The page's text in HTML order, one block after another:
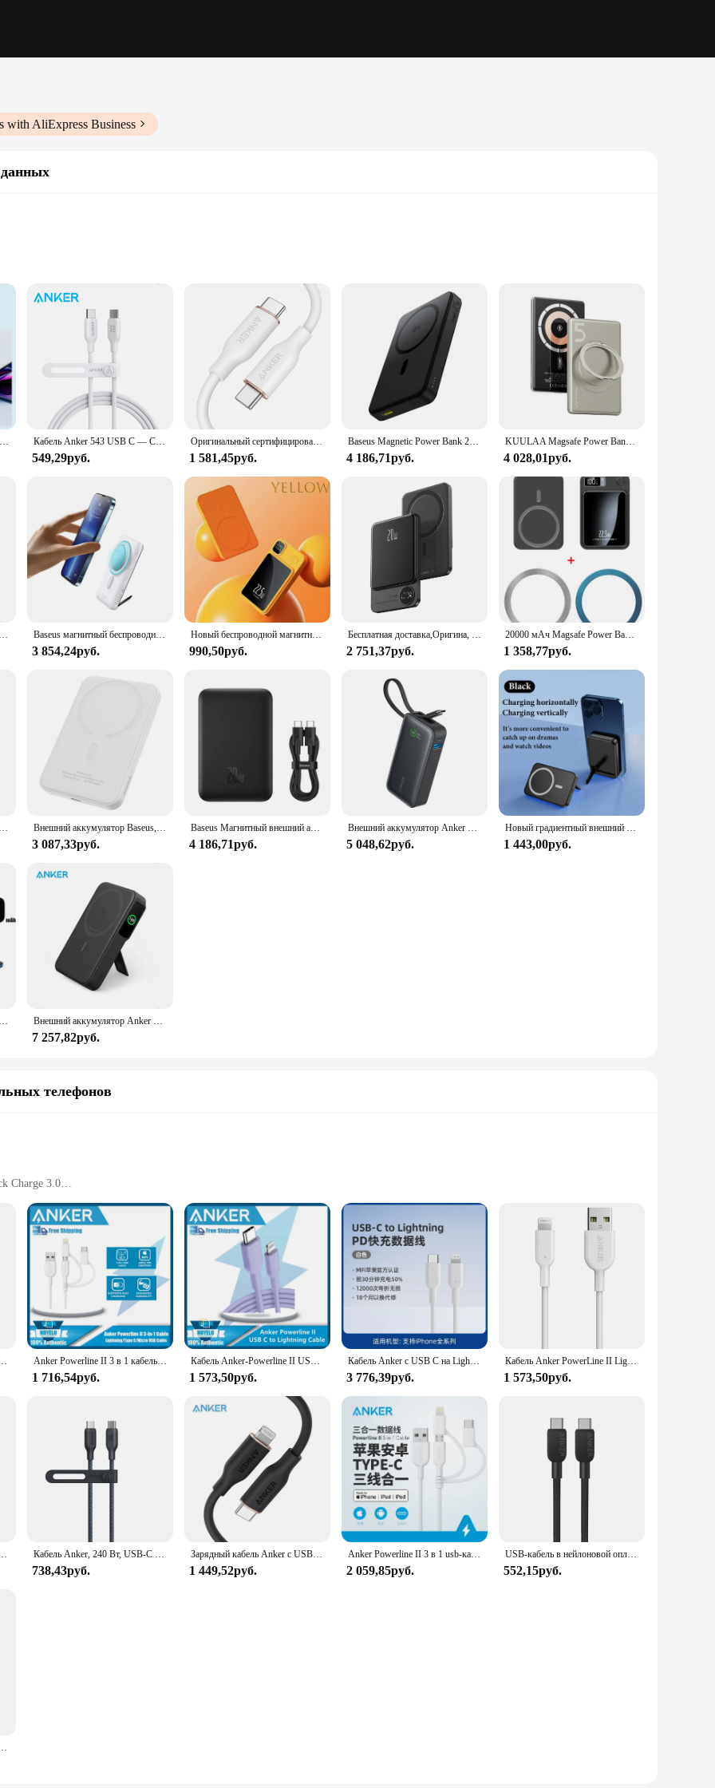
with AliExpress Business
transfer cable; it's a statement of durability and style. Crafted from high-quality braided nylon, this cable boasts exceptional strength and
Its sleek, modern design is complemented by a robust construction that resists tangles and knots, making it a reliable choice for users
data transfer speeds, making it ideal for syncing and charging your devices. Whether you're transferring large files or powering up your
on quality. Its universal USB-C connectivity ensures compatibility with a wide range of devices, making it a versatile addition
II USBC Cable is not only about performance but also about convenience. Its compact size and lightweight design make it easy to
withstand the wear and tear of daily use. This cable is a testament to Anker's commitment to providing high-quality, reliable, and stylish
users.
Двуглавый зарядный кабель ANKER Type-C Кабель Anker 543 USB C — C (240 Вт, 6 футов), зарядный кабель для iPhone 15/15Pro, MacBook Pro 2020, iPad Air 4, Samsung Galaxy S23+/S22
549,29руб.
Оригинальный сертифицированный ANKER MFi кабель для передачи данных Максимальная мощность 240 Вт USB C — USB C Кабель 2.0 Подходит для iPhone 16, серии Samsung
1 581,45руб.
Baseus Magnetic Power Bank 22,5 Вт Тип C PowerBank Qi2 15 Вт Беспроводная зарядка Внешняя батарея для iPhone 16 15 14 13 Pro Max
4 186,71руб.
KUULAA Magsafe Power Bank 5000 мАч Магнитная батарея с подставкой Внешняя батарея Быстрая зарядка для iPhone 16 15 14 13 PowerBank
4 028,01руб.
До Power Bank, сертифицированный 10000 мАч, 15 Вт, сверхбыстрый портативный аккумулятор MagSafe для iPhone 12, 13, 14, 15 Pro Max Baseus магнитный беспроводной 10000 мАч 15 Вт внешний аккумулятор для iPhone 14 13 12 Pro mini
3 854,24руб.
Новый беспроводной магнитный внешний аккумулятор 10000 мАч Magsafe 22,5 Вт, сверхбыстрая зарядка, подходит для IPhone, Samsung, Huawei, Xiaomi
990,50руб.
Бесплатная доставка,Оригина, 20 Вт, 10000 мАч, внешний аккумулятор, магнитный внешний аккумулятор, беспроводное зарядное устройство для iPhone 15 14 13 12 11Promax беспроводная зарядка павербанк power bank for magsafe
2 751,37руб.
20000 мАч Magsafe Power Bank Магнитный беспроводной внешний аккумулятор для iPhone 15 14 Xiaomi Samsung Портативное индукционное зарядное устройство Запасная батарея
1 358,77руб.
До Magsafe Power Bank 10000 мАч Магнитная батарея с подставкой Внешняя батарея Быстрая зарядка для iPhone 15 14 13 12 PowerBank Внешний аккумулятор Baseus, 20 Вт, 5000 мАч, для iphone 15 14 13 12 mini pro plus
3 087,33руб.
Baseus Магнитный внешний аккумулятор 20 Вт 10000 мАч, беспроводная батарея Magsafe, портативное зарядное устройство для iphone 14 13 12
4 186,71руб.
Внешний аккумулятор Anker Nano на 10 000 мА · ч, 30 Вт
5 048,62руб.
Новый градиентный внешний аккумулятор Magsafe, магнитный беспроводной портативный внешний аккумулятор для Iphone 15 14 13 12pro Max, запасная батарея
1 443,00руб.
Xiaomi 10000 мАч тонкий магнитный беспроводной внешний аккумулятор Pd25w с быстрой зарядкой портативный внешний аккумулятор для Magsafe для Iphone Samsung Внешний аккумулятор Anker MagGo в стиле Трампа, сертифицированный Qi2, 15 Вт, ультра-быстрое портативное зарядное устройство MagSafe, аккумулятор 10000 мАч
7 257,82руб.
телефонов
Charge 3.0
commitment to quality and performance. Crafted with a high-grade nylon braided exterior, this cable is not only visually appealing but
10,000 bends, ensuring that it remains a reliable companion for your daily charging needs. Whether you're at home, in the office,
and consistent performance.
Cable supports USB Power Delivery (PD) and Quick Charge 3.0, making it compatible with a wide range of devices. It's ideal for
that you can power up quickly and efficiently. The cable's USB-C to USB-C design ensures compatibility with the latest devices,
its Powerline II USBC Cable. This cable is not just a product; it's a promise of reliability and peace of mind. The Powerline II USBC
efficiency, and durability in their charging solutions. It's a cable that you can trust to keep your devices powered up, whether you're
кабель для быстрой зарядки iPhone 14, 13, Lightning, линия передачи данных Anker Powerline II 3 в 1 кабель Lightning/Type C/Micro USB кабель для iPhone iPad Huawei, HTC LG, Samsung Galaxy, Sony Xperia
1 716,54руб.
Кабель Anker-Powerline II USB-C, высокоскоростная зарядка через доставку питания, сертификат MFi, A8632, A8633
1 573,50руб.
Кабель Anker с USB C на Lightning 321 (сертифицирован MFi) Powerline II для 14 13 Pro 12 Pro Max 12 11 X XS XR 8 Plus
3 776,39руб.
Кабель Anker PowerLine II Lightning [Сертификат MFi], зарядный кабель, вероятно, самый прочный кабель в мире
1 573,50руб.
передача данных для iPhone 15 Pro Max, для Huawei Honor Xiaomi OPPO Vivo Кабель Anker, 240 Вт, USB-C — USB-C, био-кабель для передачи данных в нейлоновой оплетке, экологически чистый для iPhone 15, iPad Pro, MacBook, Android
738,43руб.
Зарядный кабель Anker с USB Type-C PowerLine III, 641, MFi, USB C на Lightning
1 449,52руб.
Anker Powerline II 3 в 1 usb-кабель Lightning/Type C/Micro USB-кабель
2 059,85руб.
USB-кабель в нейлоновой оплетке, 240 Вт
552,15руб.
140 Вт для быстрой зарядки iPhone 15 Pro Max для ноутбука Macbook 1,2 м